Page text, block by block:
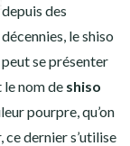
depuis des
décennies, le shiso
peut se présenter
nom de shiso
pourpre, qu’on
ce dernier s’utilise